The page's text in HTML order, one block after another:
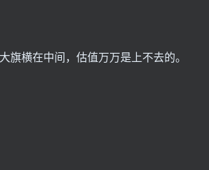
横在中间，估值万万是上不去的。